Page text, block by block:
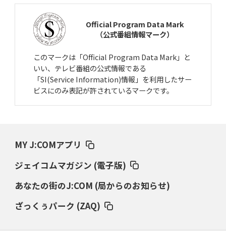
Official Program Data Mark
（公式番組情報マーク）
このマークは「Official Program Data Mark」と
いい、テレビ番組の公式情報である
「SI(Service Information)情報」を利用したサー
ビスにのみ表記が許されているマークです。
MY J:COMアプリ
ジェイコムマガジン (電子版)
あなたの街のJ:COM (局からのお知らせ)
ざっくぅパーク (ZAQ)